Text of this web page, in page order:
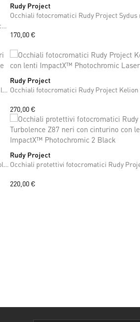
Occhiali fotocromatici Rudy Project Sydus bianchi con lenti ImpactX™ Photochromic 2 Laser Purple
ONE SIZE
Rudy Project
170,00 €
Occhiali fotocromatici Rudy Project Rydon neri con lenti ImpactX™ Photochromic 2 Laser Purple
ONE SIZE
Rudy Project
270,00 €
Occhiali protettivi fotocromatici Rudy Project Turbolence Z87 neri senza cinturino con lenti ImpactX™ Photochromic 2 Black
ONE SIZE
Rudy Project
220,00 €